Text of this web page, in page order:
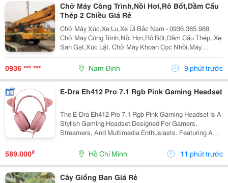
Chở Máy Công Trình,Nồi Hơi,Rô Bốt,Dầm Cấu
Thép 2 Chiều Giá Rẻ
Chở Máy Xúc,Xe Lu,Xe Ủi Bắc Nam - 0936.385.988
Chở Máy Công Trình,Nồi Hơi,Rô Bốt,Dầm Cấu Thép, Xe
San Gạt,Xúc Lật. Chở Máy Khoan Cọc Nhồi,Máy
Nghiền Đá,Trạm Trộn,Biến Thế. Nhận Chở Ghép Hàng
Hóa Máy Công Trình Đi Các Tỉnh Nam Bắc Giá Rẻ ...
0936 *** *** Nam Định 9 phút trước
E-Dra Eh412 Pro 7.1 Rgb Pink Gaming Headset
The E-Dra Eh412 Pro 7.1 Rgb Pink Gaming Headset Is A
Stylish Gaming Headset Designed For Gamers,
Streamers, And Multimedia Enthusiasts. Featuring A
Distinctive Pink Finish, Immersive 7.1 Virtual Surround
Sound , And Vibrant Rgb Lighting, It Delivers...
589.000₫ Hồ Chí Minh 11 phút trước
Cây Giống Ban Giá Rẻ